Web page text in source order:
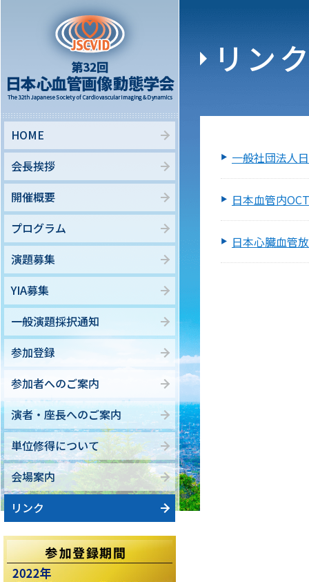
リン
一般社団法人
日本血管内
日本心臓血管
HOME
会長挨拶
開催概要
プログラム
演題募集
YIA募集
一般演題採択通知
参加登録
参加者へのご案内
演者・座長へのご案内
単位修得について
会場案内
リンク